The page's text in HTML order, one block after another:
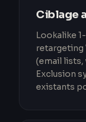
Ciblage
Lookalike
retargeting
(email lists,
Exclusion
existants